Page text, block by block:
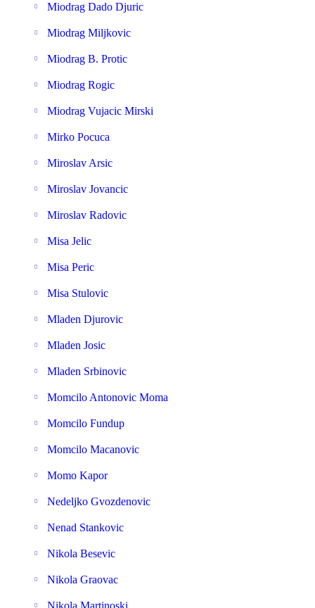
Miodrag Dado Djuric
Miodrag Miljkovic
Miodrag B. Protic
Miodrag Rogic
Miodrag Vujacic Mirski
Mirko Pocuca
Miroslav Arsic
Miroslav Jovancic
Miroslav Radovic
Misa Jelic
Misa Peric
Misa Stulovic
Mladen Djurovic
Mladen Josic
Mladen Srbinovic
Momcilo Antonovic Moma
Momcilo Fundup
Momcilo Macanovic
Momo Kapor
Nedeljko Gvozdenovic
Nenad Stankovic
Nikola Besevic
Nikola Graovac
Nikola Martinoski